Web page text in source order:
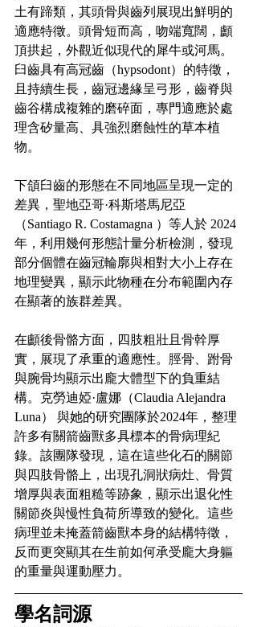
土有蹄類，其頭骨與齒列展現出鮮明的
適應特徵。頭骨短而高，吻端寬闊，顱
頂拱起，外觀近似現代的犀牛或河馬。
臼齒具有高冠齒（hypsodont）的特徵，
且持續生長，齒冠邊緣呈弓形，齒脊與
齒谷構成複雜的磨碎面，專門適應於處
理含矽量高、具強烈磨蝕性的草本植
物。
下頜臼齒的形態在不同地區呈現一定的
差異，聖地亞哥·科斯塔馬尼亞
（Santiago R. Costamagna ）等人於 2024
年，利用幾何形態計量分析檢測，發現
部分個體在齒冠輪廓與相對大小上存在
地理變異，顯示此物種在分布範圍內存
在顯著的族群差異。
在顱後骨骼方面，四肢粗壯且骨幹厚
實，展現了承重的適應性。脛骨、跗骨
與腕骨均顯示出龐大體型下的負重結
構。克勞迪婭·盧娜（Claudia Alejandra
Luna） 與她的研究團隊於2024年，整理
許多有關箭齒獸多具標本的骨病理紀
錄。該團隊發現，這在這些化石的關節
與四肢骨骼上，出現孔洞狀病灶、骨質
增厚與表面粗糙等跡象，顯示出退化性
關節炎與慢性負荷所導致的變化。這些
病理並未掩蓋箭齒獸本身的結構特徵，
反而更突顯其在生前如何承受龐大身軀
的重量與運動壓力。
學名詞源